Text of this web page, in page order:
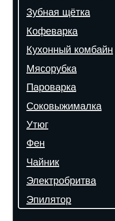
Зубная щётка
Кофеварка
Кухонный комбайн
Мясорубка
Пароварка
Соковыжималка
Утюг
Фен
Чайник
Электробритва
Эпилятор